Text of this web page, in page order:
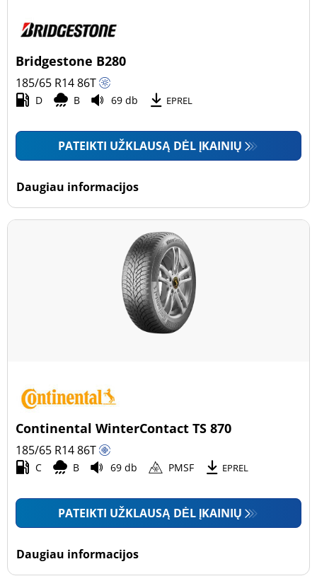
Bridgestone B280
185/65 R1486T
D B 69 db EPREL
PATEIKTI UŽKLAUSĄ DĖL ĮKAINIŲ
Daugiau informacijos
Continental WinterContact TS 870
185/65 R1486T
C B 69 db PMSF EPREL
PATEIKTI UŽKLAUSĄ DĖL ĮKAINIŲ
Daugiau informacijos